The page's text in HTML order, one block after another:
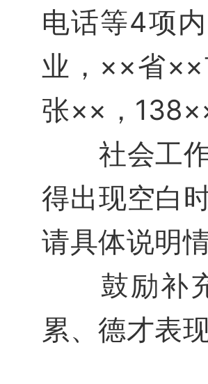
电话等4项
业，××省
张××，
社会工作
得出现空白
请具体说明情
鼓励补充
累、德才表